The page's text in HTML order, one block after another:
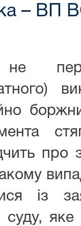
– ВП
не
про
із
суду,